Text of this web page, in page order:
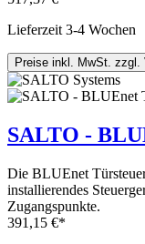
Lieferzeit 3-4 Wochen
Preise inkl. MwSt. zzgl.
SALTO -
Die BLUEnet
installierendes
Zugangspunkte.
391,15 €*